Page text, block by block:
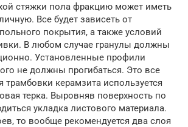
стяжки пола фракцию может иметь
Все будет зависеть от
покрытия, а также условий
В любом случае гранулы должны
Установленные профили
не должны прогибаться. Это все
трамбовки керамзита используется
терка. Выровняв поверхность по
укладка листового материала.
то вообще рекомендуется два слоя